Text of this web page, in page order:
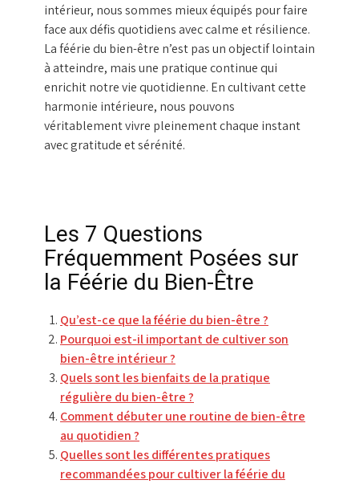
intérieur, nous sommes mieux équipés pour faire
face aux défis quotidiens avec calme et résilience.
La féérie du bien-être n’est pas un objectif lointain
à atteindre, mais une pratique continue qui
enrichit notre vie quotidienne. En cultivant cette
harmonie intérieure, nous pouvons
véritablement vivre pleinement chaque instant
avec gratitude et sérénité.
Les 7 Questions
Fréquemment Posées sur
la Féérie du Bien-Être
Qu’est-ce que la féérie du bien-être ?
Pourquoi est-il important de cultiver son
bien-être intérieur ?
Quels sont les bienfaits de la pratique
régulière du bien-être ?
Comment débuter une routine de bien-être
au quotidien ?
Quelles sont les différentes pratiques
recommandées pour cultiver la féérie du